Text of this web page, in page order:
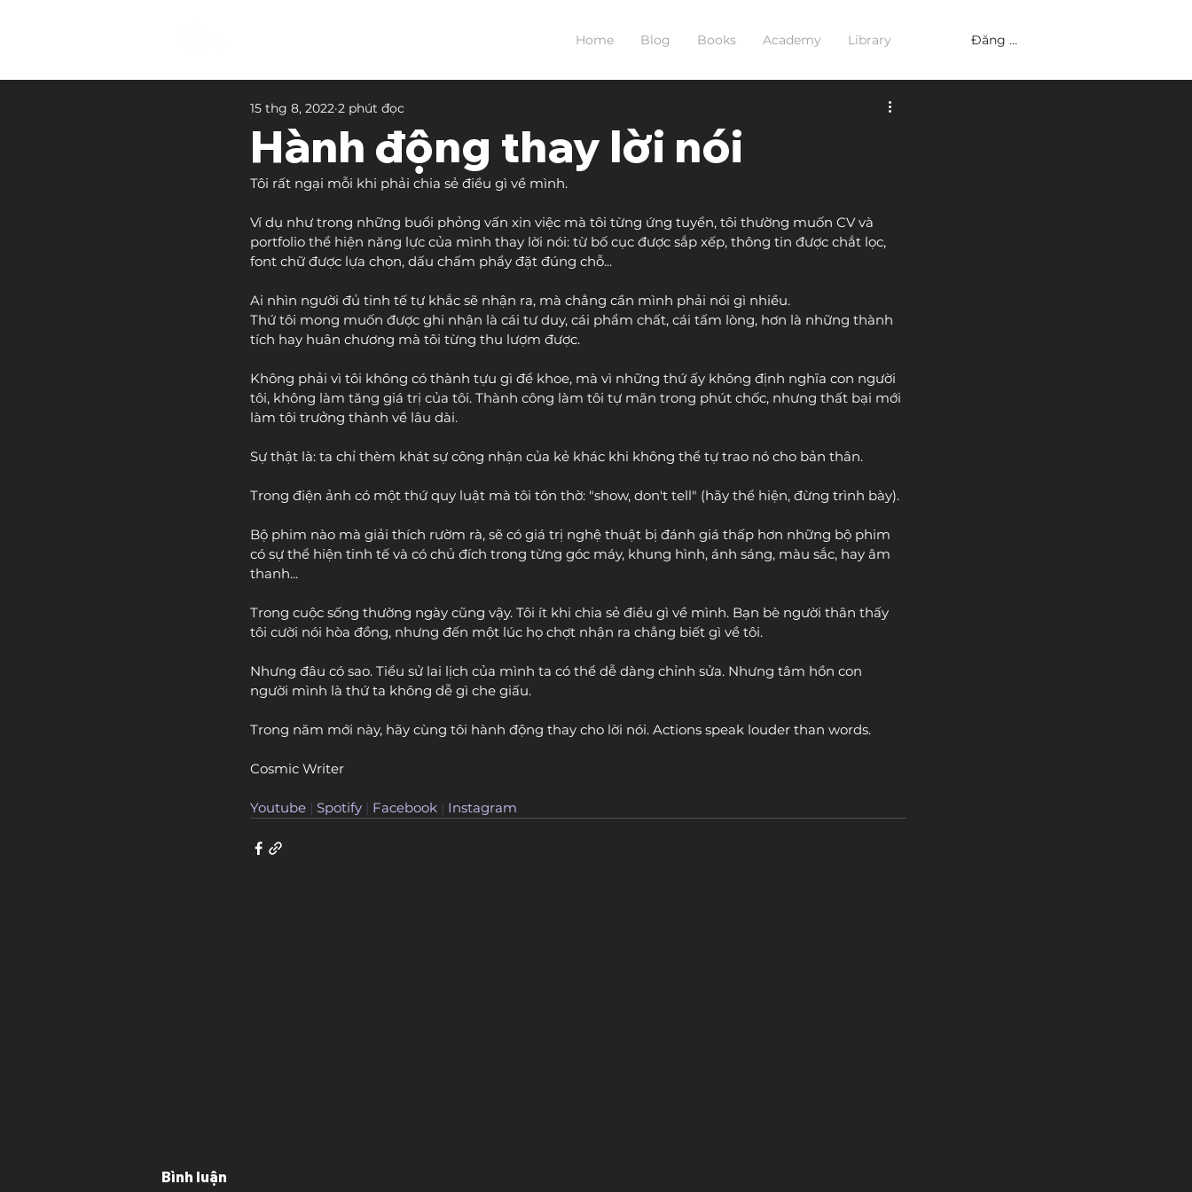
Home Blog Books Academy Library Đăng nhập
Hành động thay lời nói
15 thg 8, 2022 2 phút đọc
Tôi rất ngại mỗi khi phải chia sẻ điều gì về mình.
Ví dụ như trong những buổi phỏng vấn xin việc mà tôi từng ứng tuyển, tôi thường muốn CV và
portfolio thể hiện năng lực của mình thay lời nói: từ bố cục được sắp xếp, thông tin được chắt lọc,
font chữ được lựa chọn, dấu chấm phẩy đặt đúng chỗ...
Ai nhìn người đủ tinh tế tự khắc sẽ nhận ra, mà chẳng cần mình phải nói gì nhiều.
Thứ tôi mong muốn được ghi nhận là cái tư duy, cái phẩm chất, cái tấm lòng, hơn là những thành
tích hay huân chương mà tôi từng thu lượm được.
Không phải vì tôi không có thành tựu gì để khoe, mà vì những thứ ấy không định nghĩa con người
tôi, không làm tăng giá trị của tôi. Thành công làm tôi tự mãn trong phút chốc, nhưng thất bại mới
làm tôi trưởng thành về lâu dài.
Sự thật là: ta chỉ thèm khát sự công nhận của kẻ khác khi không thể tự trao nó cho bản thân.
Trong điện ảnh có một thứ quy luật mà tôi tôn thờ: "show, don't tell" (hãy thể hiện, đừng trình bày).
Bộ phim nào mà giải thích rườm rà, sẽ có giá trị nghệ thuật bị đánh giá thấp hơn những bộ phim
có sự thể hiện tinh tế và có chủ đích trong từng góc máy, khung hình, ánh sáng, màu sắc, hay âm
thanh...
Trong cuộc sống thường ngày cũng vậy. Tôi ít khi chia sẻ điều gì về mình. Bạn bè người thân thấy
tôi cười nói hòa đồng, nhưng đến một lúc họ chợt nhận ra chẳng biết gì về tôi.
Nhưng đâu có sao. Tiểu sử lai lịch của mình ta có thể dễ dàng chỉnh sửa. Nhưng tâm hồn con
người mình là thứ ta không dễ gì che giấu.
Trong năm mới này, hãy cùng tôi hành động thay cho lời nói. Actions speak louder than words.
Cosmic Writer
Youtube | Spotify | Facebook | Instagram
Bình luận